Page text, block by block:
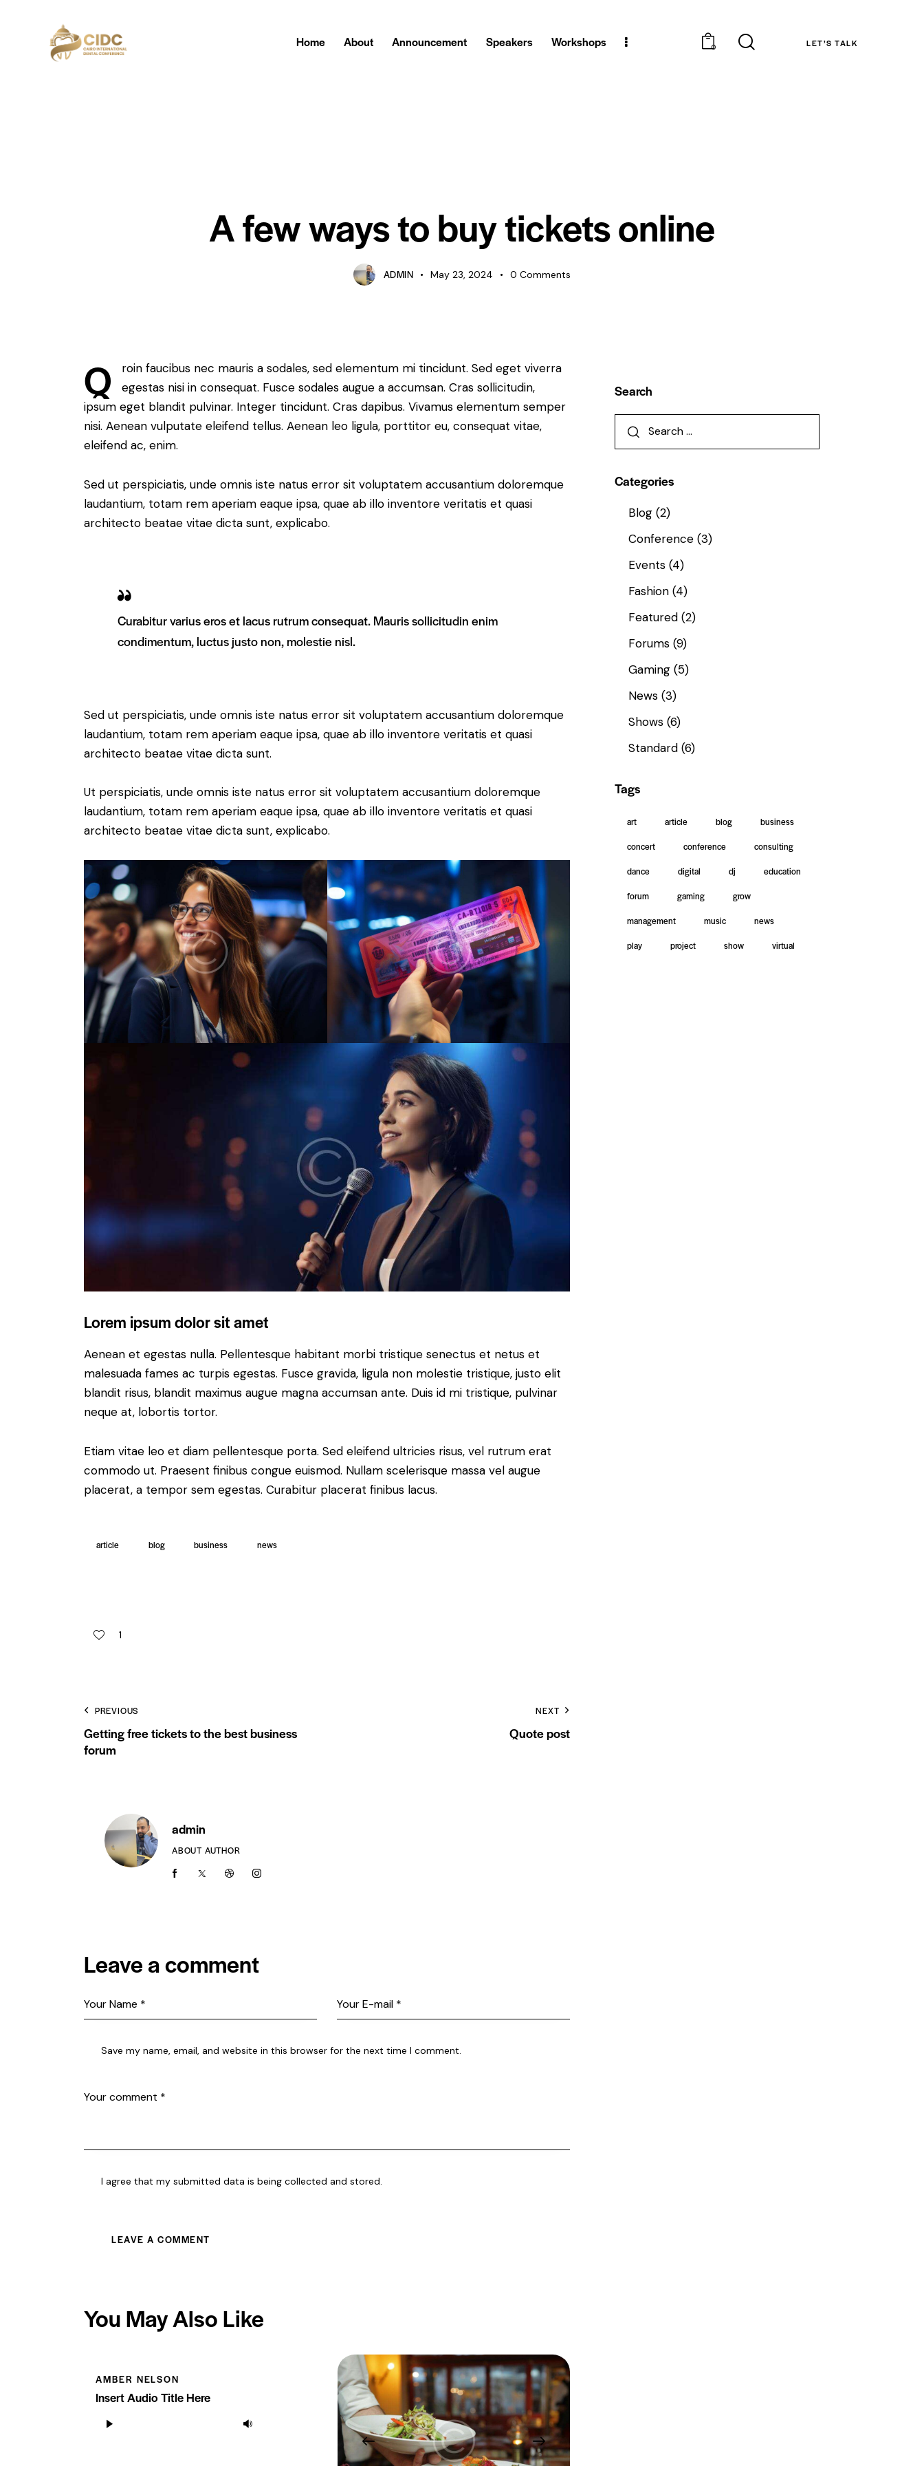
Home About Announcement Speakers Workshops 0 LET’S TALK
A few ways to buy tickets online
ADMIN May 23, 2024 0 Comments
Q
roin faucibus nec mauris a sodales, sed elementum mi tincidunt. Sed eget viverra
egestas nisi in consequat. Fusce sodales augue a accumsan. Cras sollicitudin,
ipsum eget blandit pulvinar. Integer tincidunt. Cras dapibus. Vivamus elementum semper
nisi. Aenean vulputate eleifend tellus. Aenean leo ligula, porttitor eu, consequat vitae,
eleifend ac, enim.
Sed ut perspiciatis, unde omnis iste natus error sit voluptatem accusantium doloremque
laudantium, totam rem aperiam eaque ipsa, quae ab illo inventore veritatis et quasi
architecto beatae vitae dicta sunt, explicabo.
Curabitur varius eros et lacus rutrum consequat. Mauris sollicitudin enim
condimentum, luctus justo non, molestie nisl.
Sed ut perspiciatis, unde omnis iste natus error sit voluptatem accusantium doloremque
laudantium, totam rem aperiam eaque ipsa, quae ab illo inventore veritatis et quasi
architecto beatae vitae dicta sunt.
Ut perspiciatis, unde omnis iste natus error sit voluptatem accusantium doloremque
laudantium, totam rem aperiam eaque ipsa, quae ab illo inventore veritatis et quasi
architecto beatae vitae dicta sunt, explicabo.
Lorem ipsum dolor sit amet
Aenean et egestas nulla. Pellentesque habitant morbi tristique senectus et netus et
malesuada fames ac turpis egestas. Fusce gravida, ligula non molestie tristique, justo elit
blandit risus, blandit maximus augue magna accumsan ante. Duis id mi tristique, pulvinar
neque at, lobortis tortor.
Etiam vitae leo et diam pellentesque porta. Sed eleifend ultricies risus, vel rutrum erat
commodo ut. Praesent finibus congue euismod. Nullam scelerisque massa vel augue
placerat, a tempor sem egestas. Curabitur placerat finibus lacus.
article blog business news
1
PREVIOUS
Getting free tickets to the best business
forum
NEXT
Quote post
admin
ABOUT AUTHOR
Leave a comment
Save my name, email, and website in this browser for the next time I comment.
I agree that my submitted data is being collected and stored.
You May Also Like
AMBER NELSON
Insert Audio Title Here
Search
Categories
Blog (2)
Conference (3)
Events (4)
Fashion (4)
Featured (2)
Forums (9)
Gaming (5)
News (3)
Shows (6)
Standard (6)
Tags
art article blog
business
concert
conference
consulting
dance
digital dj
education
forum
gaming
grow
management
music
news
play
project show virtual